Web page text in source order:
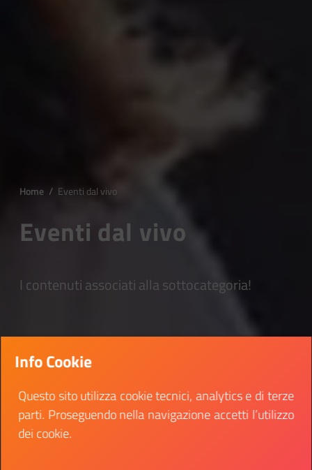
Home / Eventi dal vivo
Eventi dal vivo
I contenuti associati alla sottocategoria!
Info Cookie
Questo sito utilizza cookie tecnici, analytics e di terze
parti. Proseguendo nella navigazione accetti l’utilizzo
dei cookie.